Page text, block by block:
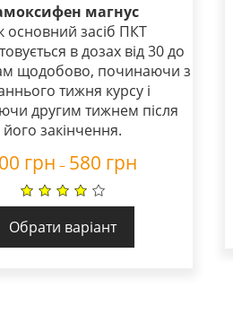
магнус
основний засіб ПКТ
в дозах від 30 до
щодобово, починаючи з
тижня курсу і
другим тижнем після
його закінчення.
грн – 580 грн
Обрати варіант